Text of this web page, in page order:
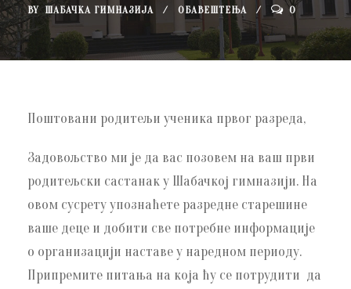
BY ШАБАЧКА ГИМНАЗИЈА ОБАВЕШТЕЊА 0
Поштовани родитељи ученика првог разреда,
Задовољство ми је да вас позовем на ваш први
родитељски састанак у Шабачкој гимназији. На
овом сусрету упознаћете разредне старешине
ваше деце и добити све потребне информације
о организацији наставе у наредном периоду.
Припремите питања на која ћу се потрудити да